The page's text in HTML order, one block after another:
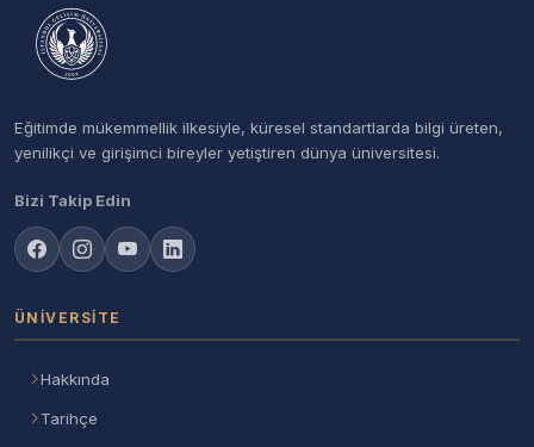
Eğitimde mükemmellik ilkesiyle, küresel standartlarda bilgi üreten,
yenilikçi ve girişimci bireyler yetiştiren dünya üniversitesi.
Bizi Takip Edin
ÜNIVERSITE
Hakkında
Tarihçe